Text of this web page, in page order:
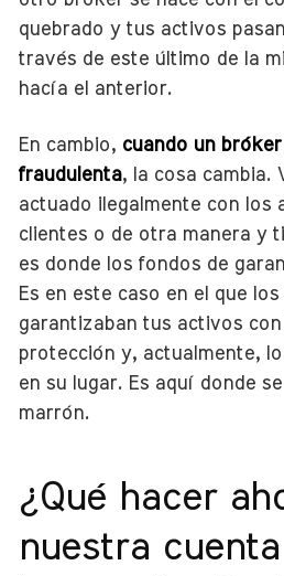
quebrado y tus activos
través de este último de la
hacía el anterior.
En cambio, cuando un bróker
fraudulenta, la cosa cambia.
actuado ilegalmente con los
clientes o de otra manera y
es donde los fondos de
Es en este caso en el que
garantizaban tus activos
protección y, actualmente,
en su lugar. Es aquí donde
marrón.
¿Qué hacer
nuestra